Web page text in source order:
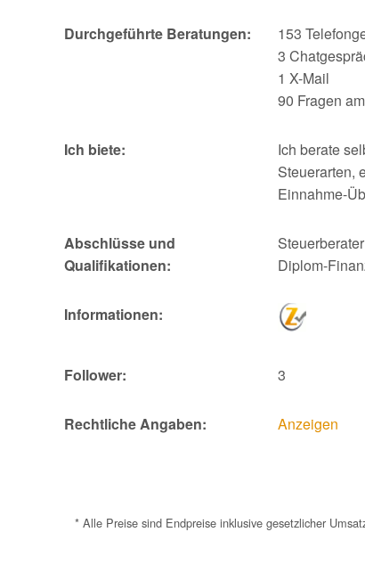
Durchgeführte Beratungen:
153
3
1 X-Mail
90 Fragen
Ich biete:
Ich berate
Steuerarten,
Einnahme-
Abschlüsse und
Qualifikationen:
Steuerberater
Diplom-
Informationen:
Follower: 3
Rechtliche Angaben: Anzeigen
* Alle Preise sind Endpreise inklusive gesetzlicher